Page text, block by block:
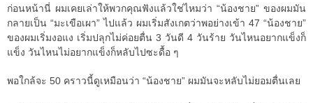
ก่อนหน้านี่ ผมเคยเล่าให้พวกคุณฟังแล้วใช่ไหมว่า “น้องชาย” ของผมมัน
กลายเป็น “มะเขือเผา” ไปแล้ว ผมเริ่มสังเกตว่าพอย่างเข้า 47 “น้องชาย”
ของผมเริ่มงอแง เริ่มปลุกไม่ค่อยตื่น 3 วันดี 4 วันร้าย วันไหนอยากแข็งก็
แข็ง วันไหนไม่อยากแข็งก็หลับไปซะดื้อ ๆ
พอใกล้จะ 50 คราวนี้ดูเหมือนว่า “น้องชาย” ผมมันจะหลับไม่ยอมตื่นเลย